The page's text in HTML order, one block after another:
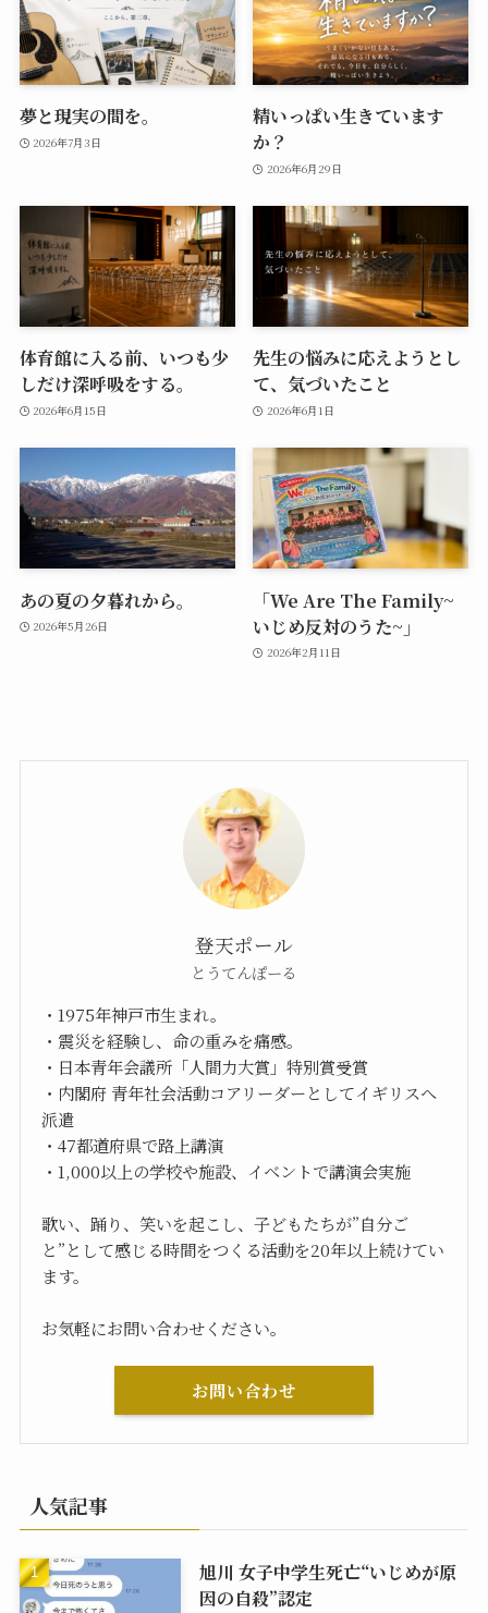
夢と現実の間を。
2026年7月3日
精いっぱい生きています
か？
2026年6月29日
体育館に入る前、いつも少
しだけ深呼吸をする。
2026年6月15日
先生の悩みに応えようとし
て、気づいたこと
2026年6月1日
あの夏の夕暮れから。
2026年5月26日
「We Are The Family~
いじめ反対のうた~」
2026年2月11日
登天ポール
とうてんぽーる
・1975年神戸市生まれ。
・震災を経験し、命の重みを痛感。
・日本青年会議所「人間力大賞」特別賞受賞
・内閣府 青年社会活動コアリーダーとしてイギリスへ
派遣
・47都道府県で路上講演
・1,000以上の学校や施設、イベントで講演会実施
歌い、踊り、笑いを起こし、子どもたちが”自分ご
と”として感じる時間をつくる活動を20年以上続けてい
ます。
お気軽にお問い合わせください。
お問い合わせ
人気記事
旭川 女子中学生死亡“いじめが原
因の自殺”認定